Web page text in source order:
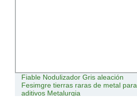
Fiable Nodulizador Gris aleación
Fesimgre tierras raras de metal para
aditivos Metalurgia